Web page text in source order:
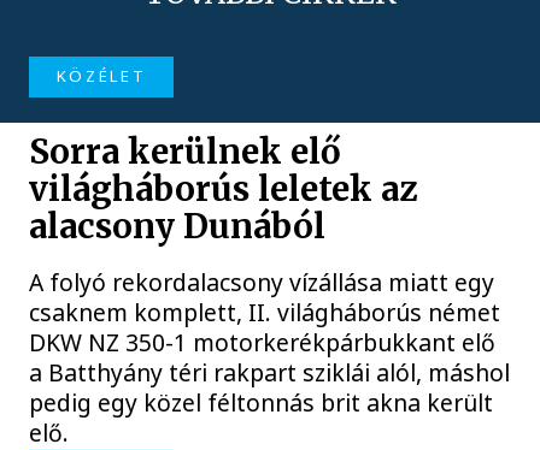
KÖZÉLET
Sorra kerülnek elő
világháborús leletek az
alacsony Dunából
A folyó rekordalacsony vízállása miatt egy
csaknem komplett, II. világháborús német
DKW NZ 350-1 motorkerékpárbukkant elő
a Batthyány téri rakpart sziklái alól, máshol
pedig egy közel féltonnás brit akna került
elő.